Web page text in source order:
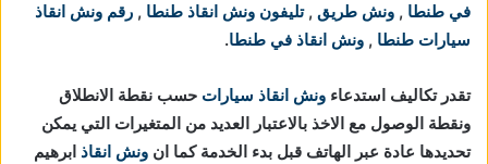
في طنطا , ونش طريق ,تليفون ونش انقاذ طنطا , رقم ونش انقاذ
سيارات طنطا , ونش انقاذ في طنطا.
تقدر تكاليف استدعاء ونش انقاذ سيارات حسب نقطة الانطلاق
ونقطة الوصول مع الاخذ بالاعتبار العديد من المتغيرات التي يمكن
تحديدها عادة عبر الهاتف قبل بدء الخدمة كما ان ونش انقاذ ابرهيم